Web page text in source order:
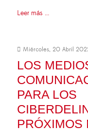
Leer más ...
Miércoles, 20 Abril
LOS
PARA LOS
PRÓXIMOS